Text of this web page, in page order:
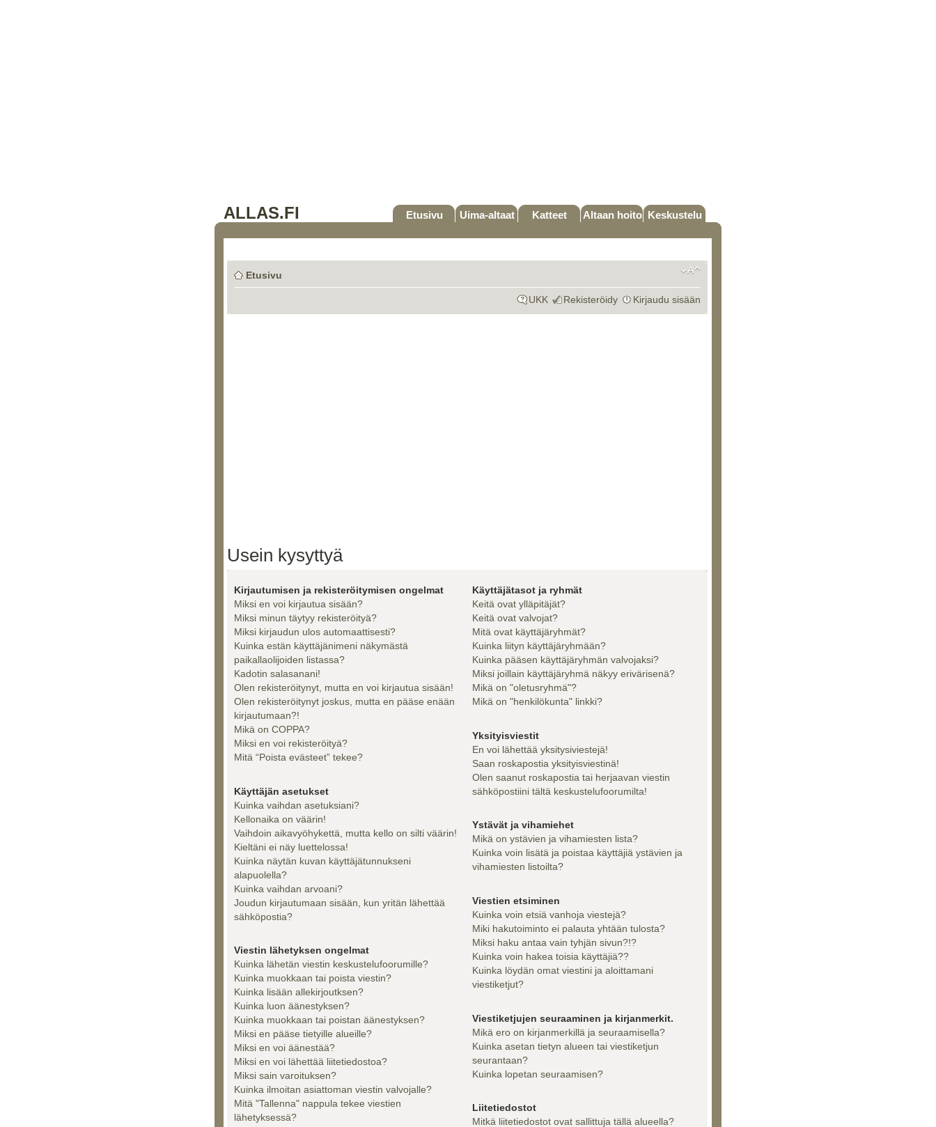
ALLAS.FI Etusivu Uima-altaat Katteet Altaan hoito Keskustelu
Etusivu
UKK Rekisteröidy Kirjaudu sisään
Usein kysyttyä
Kirjautumisen ja rekisteröitymisen ongelmat
Miksi en voi kirjautua sisään?
Miksi minun täytyy rekisteröityä?
Miksi kirjaudun ulos automaattisesti?
Kuinka estän käyttäjänimeni näkymästä
paikallaolijoiden listassa?
Kadotin salasanani!
Olen rekisteröitynyt, mutta en voi kirjautua sisään!
Olen rekisteröitynyt joskus, mutta en pääse enään
kirjautumaan?!
Mikä on COPPA?
Miksi en voi rekisteröityä?
Mitä “Poista evästeet” tekee?
Käyttäjän asetukset
Kuinka vaihdan asetuksiani?
Kellonaika on väärin!
Vaihdoin aikavyöhykettä, mutta kello on silti väärin!
Kieltäni ei näy luettelossa!
Kuinka näytän kuvan käyttäjätunnukseni
alapuolella?
Kuinka vaihdan arvoani?
Joudun kirjautumaan sisään, kun yritän lähettää
sähköpostia?
Viestin lähetyksen ongelmat
Kuinka lähetän viestin keskustelufoorumille?
Kuinka muokkaan tai poista viestin?
Kuinka lisään allekirjoutksen?
Kuinka luon äänestyksen?
Kuinka muokkaan tai poistan äänestyksen?
Miksi en pääse tietyille alueille?
Miksi en voi äänestää?
Miksi en voi lähettää liitetiedostoa?
Miksi sain varoituksen?
Kuinka ilmoitan asiattoman viestin valvojalle?
Mitä "Tallenna" nappula tekee viestien
lähetyksessä?
Käyttäjätasot ja ryhmät
Keitä ovat ylläpitäjät?
Keitä ovat valvojat?
Mitä ovat käyttäjäryhmät?
Kuinka liityn käyttäjäryhmään?
Kuinka pääsen käyttäjäryhmän valvojaksi?
Miksi joillain käyttäjäryhmä näkyy erivärisenä?
Mikä on "oletusryhmä"?
Mikä on "henkilökunta" linkki?
Yksityisviestit
En voi lähettää yksitysiviestejä!
Saan roskapostia yksityisviestinä!
Olen saanut roskapostia tai herjaavan viestin
sähköpostiini tältä keskustelufoorumilta!
Ystävät ja vihamiehet
Mikä on ystävien ja vihamiesten lista?
Kuinka voin lisätä ja poistaa käyttäjiä ystävien ja
vihamiesten listoilta?
Viestien etsiminen
Kuinka voin etsiä vanhoja viestejä?
Miki hakutoiminto ei palauta yhtään tulosta?
Miksi haku antaa vain tyhjän sivun?!?
Kuinka voin hakea toisia käyttäjiä??
Kuinka löydän omat viestini ja aloittamani
viestiketjut?
Viestiketjujen seuraaminen ja kirjanmerkit.
Mikä ero on kirjanmerkillä ja seuraamisella?
Kuinka asetan tietyn alueen tai viestiketjun
seurantaan?
Kuinka lopetan seuraamisen?
Liitetiedostot
Mitkä liitetiedostot ovat sallittuja tällä alueella?